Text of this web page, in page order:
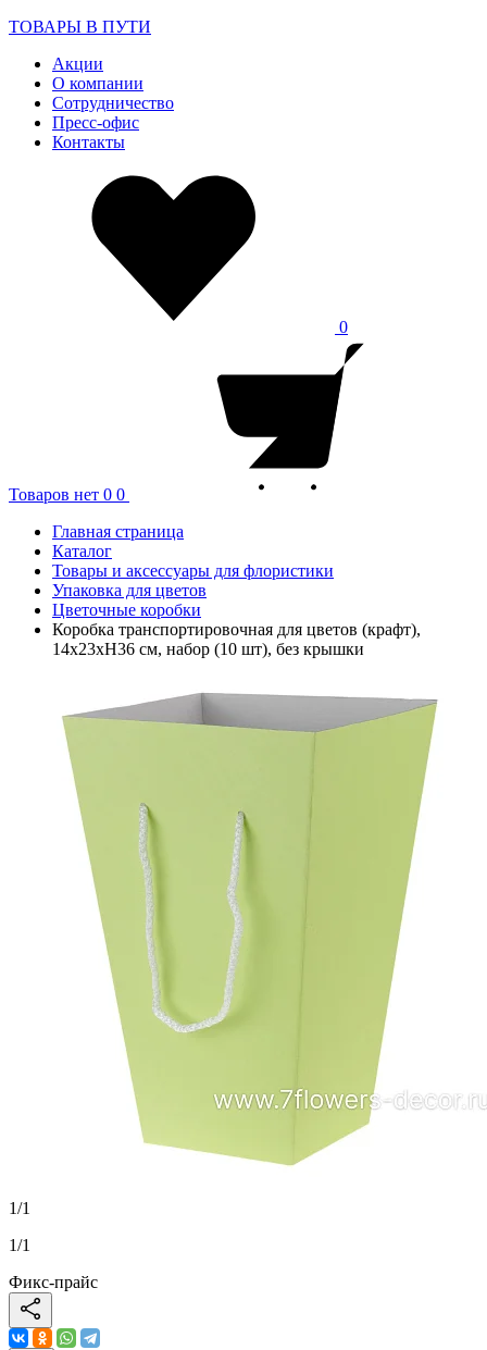
ТОВАРЫ В ПУТИ
Акции
О компании
Сотрудничество
Пресс-офис
Контакты
0
Товаров нет 0 0
Главная страница
Каталог
Товары и аксессуары для флористики
Упаковка для цветов
Цветочные коробки
Коробка транспортировочная для цветов (крафт),
14x23xH36 см, набор (10 шт), без крышки
1/1
1/1
Фикс-прайс